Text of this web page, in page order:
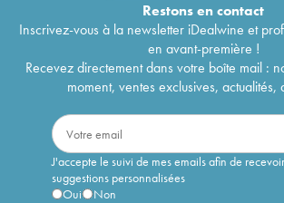
Restons encontact
Inscrivez-vous à la newsletter iDealwine et
en avant-première !
Recevez directement dans votre boîte mail :
moment, ventes exclusives, actualités,
J'accepte le suivi de mes emails afin de
suggestions personnalisées
Oui
Non